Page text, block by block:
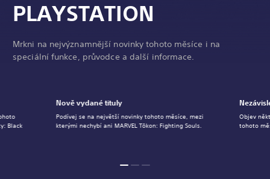
PLAYSTATION
Mrkni na nejvýznamnější novinky tohoto měsíce i na
speciální funkce, průvodce a další informace.
Nově vydané tituly
Podívej se na největší novinky tohoto měsíce, mezi
kterými nechybí ani MARVEL Tōkon: Fighting Souls.
Objev
tohoto
Black